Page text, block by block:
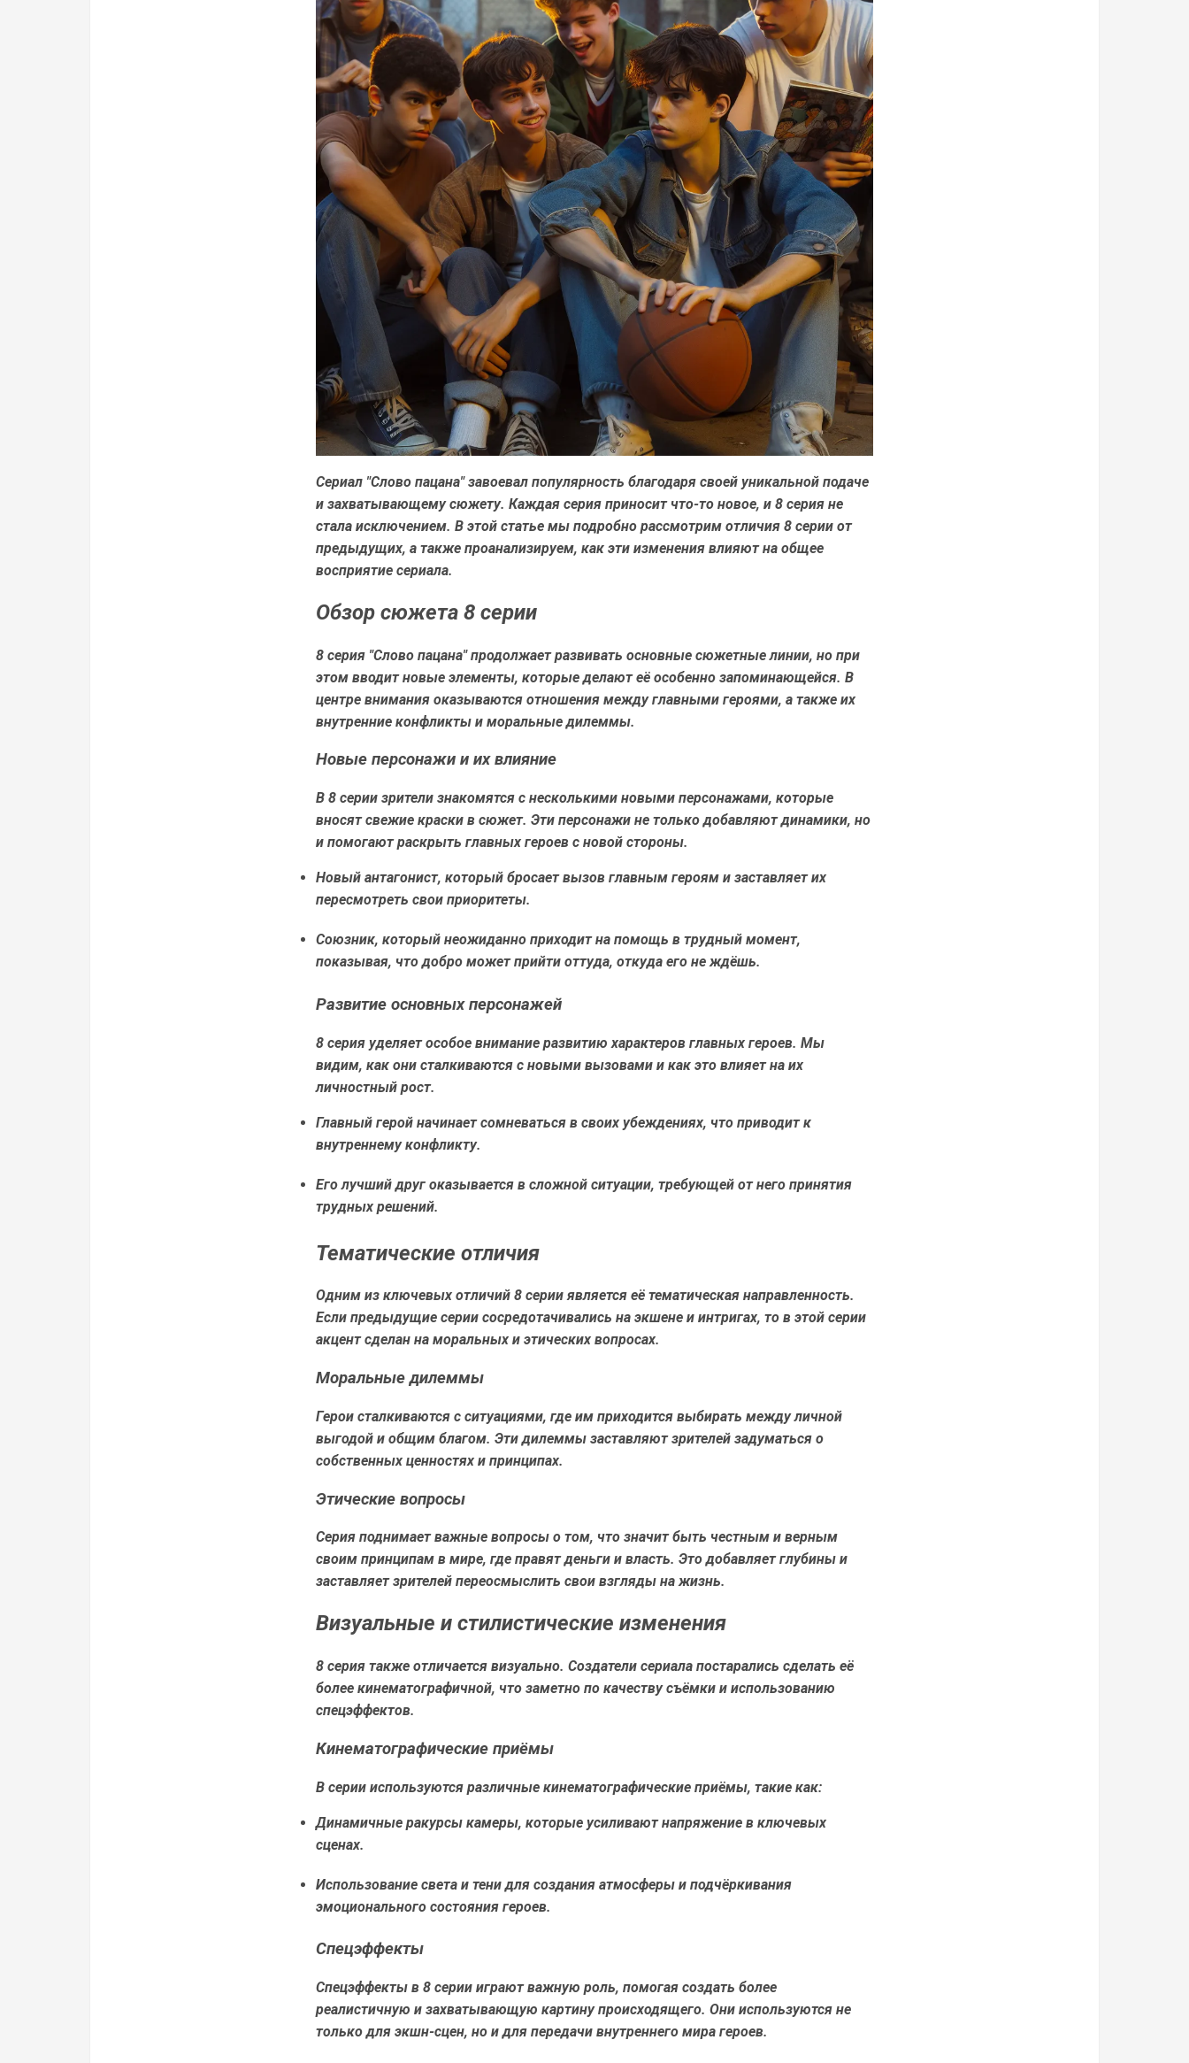
Сериал "Слово пацана" завоевал популярность благодаря своей уникальной подаче
и захватывающему сюжету. Каждая серия приносит что-то новое, и 8 серия не
стала исключением. В этой статье мы подробно рассмотрим отличия 8 серии от
предыдущих, а также проанализируем, как эти изменения влияют на общее
восприятие сериала.
Обзор сюжета 8 серии
8 серия "Слово пацана" продолжает развивать основные сюжетные линии, но при
этом вводит новые элементы, которые делают её особенно запоминающейся. В
центре внимания оказываются отношения между главными героями, а также их
внутренние конфликты и моральные дилеммы.
Новые персонажи и их влияние
В 8 серии зрители знакомятся с несколькими новыми персонажами, которые
вносят свежие краски в сюжет. Эти персонажи не только добавляют динамики, но
и помогают раскрыть главных героев с новой стороны.
Новый антагонист, который бросает вызов главным героям и заставляет их
пересмотреть свои приоритеты.
Союзник, который неожиданно приходит на помощь в трудный момент,
показывая, что добро может прийти оттуда, откуда его не ждёшь.
Развитие основных персонажей
8 серия уделяет особое внимание развитию характеров главных героев. Мы
видим, как они сталкиваются с новыми вызовами и как это влияет на их
личностный рост.
Главный герой начинает сомневаться в своих убеждениях, что приводит к
внутреннему конфликту.
Его лучший друг оказывается в сложной ситуации, требующей от него принятия
трудных решений.
Тематические отличия
Одним из ключевых отличий 8 серии является её тематическая направленность.
Если предыдущие серии сосредотачивались на экшене и интригах, то в этой серии
акцент сделан на моральных и этических вопросах.
Моральные дилеммы
Герои сталкиваются с ситуациями, где им приходится выбирать между личной
выгодой и общим благом. Эти дилеммы заставляют зрителей задуматься о
собственных ценностях и принципах.
Этические вопросы
Серия поднимает важные вопросы о том, что значит быть честным и верным
своим принципам в мире, где правят деньги и власть. Это добавляет глубины и
заставляет зрителей переосмыслить свои взгляды на жизнь.
Визуальные и стилистические изменения
8 серия также отличается визуально. Создатели сериала постарались сделать её
более кинематографичной, что заметно по качеству съёмки и использованию
спецэффектов.
Кинематографические приёмы
В серии используются различные кинематографические приёмы, такие как:
Динамичные ракурсы камеры, которые усиливают напряжение в ключевых
сценах.
Использование света и тени для создания атмосферы и подчёркивания
эмоционального состояния героев.
Спецэффекты
Спецэффекты в 8 серии играют важную роль, помогая создать более
реалистичную и захватывающую картину происходящего. Они используются не
только для экшн-сцен, но и для передачи внутреннего мира героев.